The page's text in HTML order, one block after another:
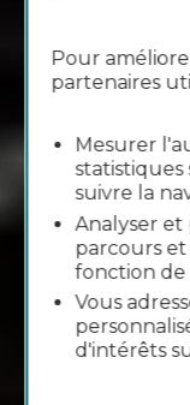
Pour
partenaires
Mesurer
statistiques
suivre la
Analyser et
parcours et
fonction de
Vous
d'intérêts